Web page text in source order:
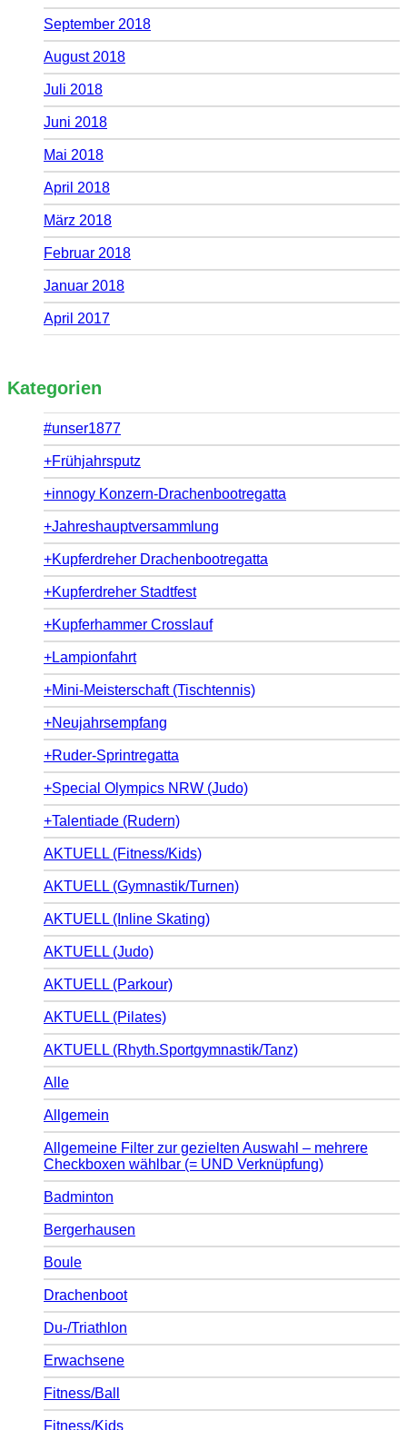
September 2018
August 2018
Juli 2018
Juni 2018
Mai 2018
April 2018
März 2018
Februar 2018
Januar 2018
April 2017
Kategorien
#unser1877
+Frühjahrsputz
+innogy Konzern-Drachenbootregatta
+Jahreshauptversammlung
+Kupferdreher Drachenbootregatta
+Kupferdreher Stadtfest
+Kupferhammer Crosslauf
+Lampionfahrt
+Mini-Meisterschaft (Tischtennis)
+Neujahrsempfang
+Ruder-Sprintregatta
+Special Olympics NRW (Judo)
+Talentiade (Rudern)
AKTUELL (Fitness/Kids)
AKTUELL (Gymnastik/Turnen)
AKTUELL (Inline Skating)
AKTUELL (Judo)
AKTUELL (Parkour)
AKTUELL (Pilates)
AKTUELL (Rhyth.Sportgymnastik/Tanz)
Alle
Allgemein
Allgemeine Filter zur gezielten Auswahl – mehrere
Checkboxen wählbar (= UND Verknüpfung)
Badminton
Bergerhausen
Boule
Drachenboot
Du-/Triathlon
Erwachsene
Fitness/Ball
Fitness/Kids